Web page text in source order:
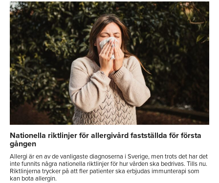
Nationella riktlinjer för allergivård fastställda för första
gången
Allergi är en av de vanligaste diagnoserna i Sverige, men trots det har det
inte funnits några nationella riktlinjer för hur vården ska bedrivas. Tills nu.
Riktlinjerna trycker på att fler patienter ska erbjudas immunterapi som
kan bota allergin.